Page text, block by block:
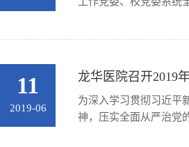
11
2019-06
龙华医院召开2019
为深入学习贯彻习近平
神，压实全面从严治党